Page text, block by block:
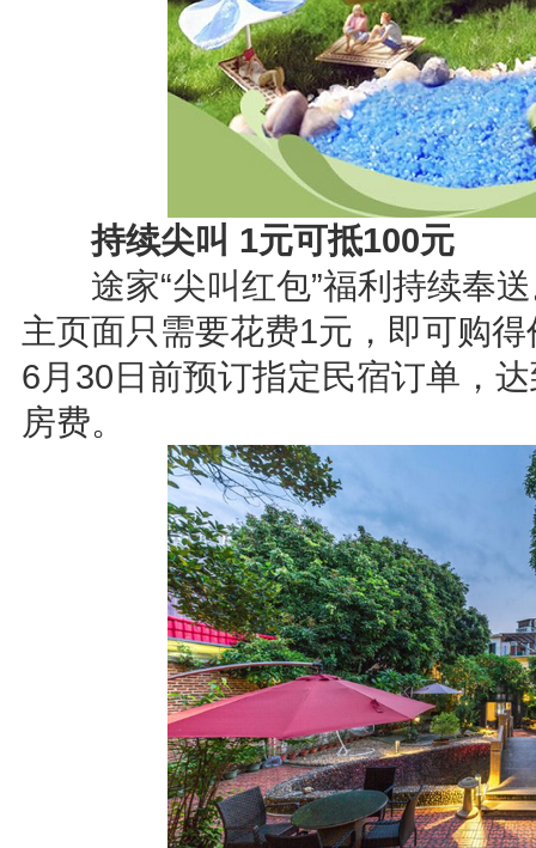
持续尖叫 1元可抵100元
途家“尖叫红包”福利持续奉送
主页面只需要花费1元，即可购
6月30日前预订指定民宿订单，
房费。